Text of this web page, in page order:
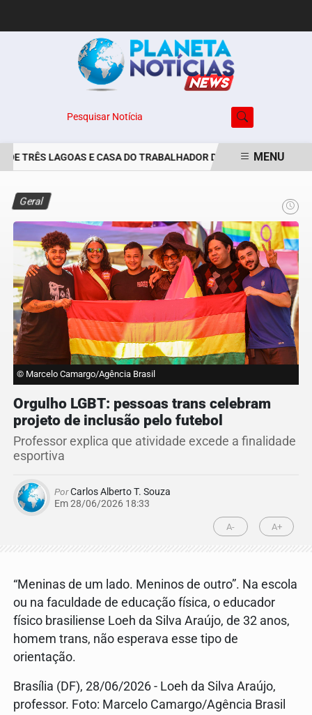
Pesquisar Notícia
TRÊS LAGOAS E CASA DO TRABALHADOR DIVULGAM VAGAS DE
MENU
Geral
© Marcelo Camargo/Agência Brasil
Orgulho LGBT: pessoas trans celebram
projeto de inclusão pelo futebol
Professor explica que atividade excede a finalidade
esportiva
PorCarlos Alberto T. Souza
Em 28/06/2026 18:33
A- A+
“Meninas de um lado. Meninos de outro”. Na escola
ou na faculdade de educação física, o educador
físico brasiliense Loeh da Silva Araújo, de 32 anos,
homem trans, não esperava esse tipo de
orientação.
Brasília (DF), 28/06/2026 - Loeh da Silva Araújo,
professor. Foto: Marcelo Camargo/Agência Brasil